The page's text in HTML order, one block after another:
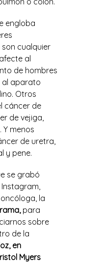
engloba
cualquier
al
de hombres
al aparato
Otros
cáncer de
de vejiga,
menos
de uretra,
y pene.
se grabó
la
para
sobre
de la
en
Myers